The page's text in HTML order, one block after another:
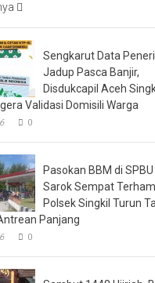
Sengkarut Data
Jadup Pasca Banjir,
Disdukcapil Aceh
Validasi Domisili Warga
0
Pasokan BBM di
Sarok Sempat
Polsek Singkil Turun
Panjang
0